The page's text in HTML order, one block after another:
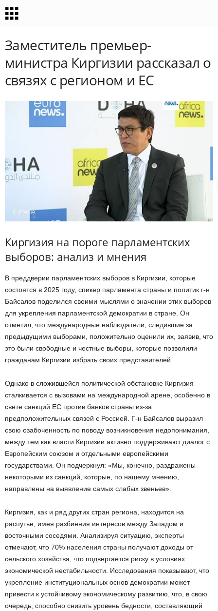
Заместитель премьер-
министра Киргизии рассказал о
связях с регионом и ЕС
Киргизия на пороге парламентских
выборов: анализ и мнения
В преддверии парламентских выборов в Киргизии, которые
состоятся в 2025 году, спикер парламента страны и политик г-н
Байсалов поделился своими мыслями о значении этих выборов
для укрепления парламентской демократии в стране. Он
отметил, что международные наблюдатели, следившие за
предыдущими выборами, положительно оценили их, заявив, что
это были свободные и честные выборы, которые позволили
гражданам Киргизии избрать своих представителей.
Однако в сложившейся политической обстановке Киргизия
сталкивается с вызовами на международной арене, особенно в
свете санкций ЕС против банков страны из-за
предположительных связей с Россией. Г-н Байсалов выразил
свою озабоченность по поводу возникновения недопонимания,
между тем как власти Киргизии активно поддерживают диалог с
Европейским союзом и отдельными европейскими
государствами. Он подчеркнул: «Мы, конечно, раздражены
некоторыми из санкций, которые, по нашему мнению,
направлены на выявление самых слабых звеньев».
Киргизия, как и ряд других стран региона, находится на
распутье, имея разбиения интересов между Западом и
восточными соседями. Анализируя ситуацию, эксперты
отмечают, что 70% населения страны получают доходы от
сельского хозяйства, что подвергается риску в условиях
экономической нестабильности. Исследования показывают, что
укрепление институциональных основ демократии может
привести к устойчивому экономическому развитию, что, в свою
очередь, способно снизить уровень бедности, составляющий